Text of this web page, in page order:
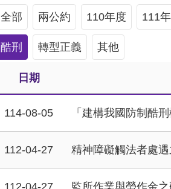
全部 兩公約 110年度 111
酷刑 轉型正義 其他
日期
114-08-05 「建構我國防制酷
112-04-27 精神障礙觸法者處
112-04-27 監所作業與勞作金